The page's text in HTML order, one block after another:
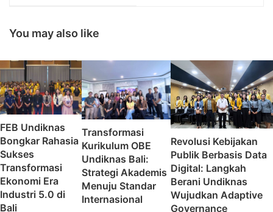
You may also like
FEB Undiknas
Bongkar Rahasia
Sukses
Transformasi
Ekonomi Era
Industri 5.0 di
Bali
Transformasi
Kurikulum OBE
Undiknas Bali:
Strategi Akademis
Menuju Standar
Internasional
Revolusi Kebijakan
Publik Berbasis Data
Digital: Langkah
Berani Undiknas
Wujudkan Adaptive
Governance